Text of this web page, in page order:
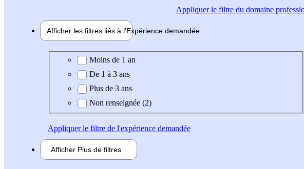
Appliquerle filtre du domaine
Afficher les filtres liés à l'Expérience demandée
Expérience demandée
Moins de 1 an
De 1 à 3 ans
Plus de 3 ans
Non renseignée (2)
Appliquerle filtre de l'expérience demandée
Afficher Plus de filtres